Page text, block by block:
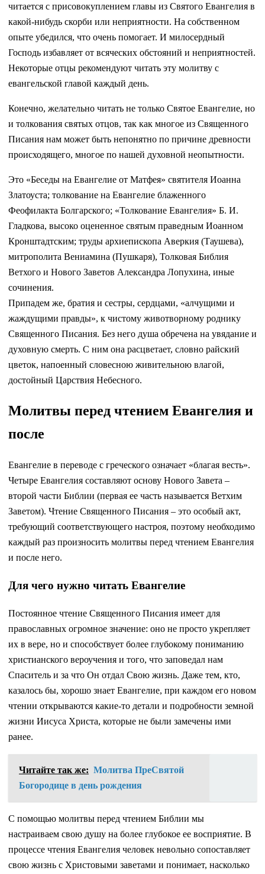
читается с присовокуплением главы из Святого Евангелия в
какой-нибудь скорби или неприятности. На собственном
опыте убедился, что очень помогает. И милосердный
Господь избавляет от всяческих обстояний и неприятностей.
Некоторые отцы рекомендуют читать эту молитву с
евангельской главой каждый день.
Конечно, желательно читать не только Святое Евангелие, но
и толкования святых отцов, так как многое из Священного
Писания нам может быть непонятно по причине древности
происходящего, многое по нашей духовной неопытности.
Это «Беседы на Евангелие от Матфея» святителя Иоанна
Златоуста; толкование на Евангелие блаженного
Феофилакта Болгарского; «Толкование Евангелия» Б. И.
Гладкова, высоко оцененное святым праведным Иоанном
Кронштадтским; труды архиепископа Аверкия (Таушева),
митрополита Вениамина (Пушкаря), Толковая Библия
Ветхого и Нового Заветов Александра Лопухина, иные
сочинения.
Припадем же, братия и сестры, сердцами, «алчущими и
жаждущими правды», к чистому животворному роднику
Священного Писания. Без него душа обречена на увядание и
духовную смерть. С ним она расцветает, словно райский
цветок, напоенный словесною живительною влагой,
достойный Царствия Небесного.
Молитвы перед чтением Евангелия и
после
Евангелие в переводе с греческого означает «благая весть».
Четыре Евангелия составляют основу Нового Завета –
второй части Библии (первая ее часть называется Ветхим
Заветом). Чтение Священного Писания – это особый акт,
требующий соответствующего настроя, поэтому необходимо
каждый раз произносить молитвы перед чтением Евангелия
и после него.
Для чего нужно читать Евангелие
Постоянное чтение Священного Писания имеет для
православных огромное значение: оно не просто укрепляет
их в вере, но и способствует более глубокому пониманию
христианского вероучения и того, что заповедал нам
Спаситель и за что Он отдал Свою жизнь. Даже тем, кто,
казалось бы, хорошо знает Евангелие, при каждом его новом
чтении открываются какие-то детали и подробности земной
жизни Иисуса Христа, которые не были замечены ими
ранее.
Читайте так же: Молитва ПреСвятой
Богородице в день рождения
С помощью молитвы перед чтением Библии мы
настраиваем свою душу на более глубокое ее восприятие. В
процессе чтения Евангелия человек невольно сопоставляет
свою жизнь с Христовыми заветами и понимает, насколько